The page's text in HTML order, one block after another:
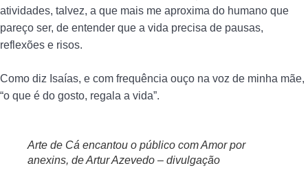
atividades, talvez, a que mais me aproxima do humano que
pareço ser, de entender que a vida precisa de pausas,
reflexões e risos.
Como diz Isaías, e com frequência ouço na voz de minha mãe,
“o que é do gosto, regala a vida”.
Arte de Cá encantou o público com Amor por
anexins, de Artur Azevedo – divulgação